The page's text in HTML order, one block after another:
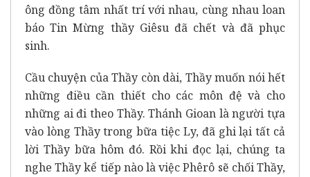
ông đồng tâm nhất trí với nhau, cùng nhau loan
báo Tin Mừng thầy Giêsu đã chết và đã phục
sinh.
Cầu chuyện của Thầy còn dài, Thầy muốn nói hết
những điều cần thiết cho các môn đệ và cho
những ai đi theo Thầy. Thánh Gioan là người tựa
vào lòng Thầy trong bữa tiệc Ly, đã ghi lại tất cả
lời Thầy bữa hôm đó. Rồi khi đọc lại, chúng ta
nghe Thầy kể tiếp nào là việc Phêrô sẽ chối Thầy,